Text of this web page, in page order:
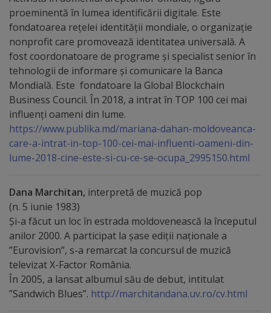
publice
Rezultate/Atribuiri
Planuri/
Rapoarte
Licitații
Rezultate
Buget
și
Taxe
locale
Strategii
și
proeminentă în lumea identificării digitale. Este
fondatoarea rețelei identității mondiale, o organizație
nonprofit care promovează identitatea universală. A
fost coordonatoare de programe și specialist senior în
tehnologii de informare și comunicare la Banca
Mondială. Este fondatoare la Global Blockchain
Business Council. În 2018, a intrat în TOP 100 cei mai
influenți oameni din lume.
https://www.publika.md/mariana-dahan-moldoveanca-
care-a-intrat-in-top-100-cei-mai-influenti-oameni-din-
lume-2018-cine-este-si-cu-ce-se-ocupa_2995150.html
Dana Marchitan, interpretă de muzică pop
(n. 5 iunie 1983)
Și-a făcut un loc în estrada moldovenească la începutul
anilor 2000. A participat la șase ediții naționale a
”Eurovision”, s-a remarcat la concursul de muzică
televizat X-Factor România.
În 2005, a lansat albumul său de debut, intitulat
”Sandwich Blues”. http://marchitandana.uv.ro/cv.html